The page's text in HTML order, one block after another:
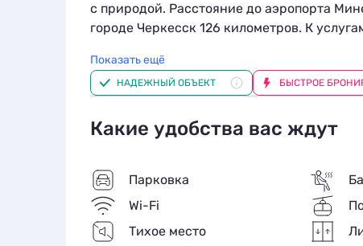
с природой. Расстояние до аэропорта
городе Черкесск 126 километров. К
необходимым: удобной двухспальной
телевизором, кухней с современной
современной сантехникой, душем,
парковка. На территории работает кафе,
Показать ещё
НАДЕЖНЫЙ ОБЪЕКТ БЫСТРОЕ
Какие удобства вас ждут
Парковка
Wi-Fi
Тихое место